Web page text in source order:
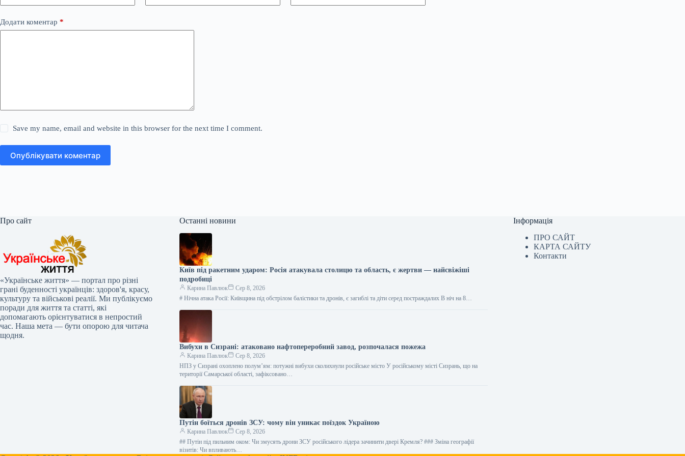
Додати коментар *
Save my name, email and website in this browser for the next time I comment.
Опублікувати коментар
Про сайт
«Українське життя» — портал про різні
грані буденності українців: здоров'я, красу,
культуру та військові реалії. Ми публікуємо
поради для життя та статті, які
допомагають орієнтуватися в непростий
час. Наша мета — бути опорою для читача
щодня.
Останні новини
Київ під ракетним ударом: Росія атакувала столицю та область, є жертви — найсвіжіші
подробиці
Карина Павлюк
Сер 8, 2026
# Нічна атака Росії: Київщина під обстрілом балістики та дронів, є загиблі та діти серед постраждалих В ніч на 8…
Вибухи в Сизрані: атаковано нафтопереробний завод, розпочалася пожежа
Карина Павлюк
Сер 8, 2026
НПЗ у Сизрані охоплено полум’ям: потужні вибухи сколихнули російське місто У російському місті Сизрань, що на
території Самарської області, зафіксовано…
Путін боїться дронів ЗСУ: чому він уникає поїздок Україною
Карина Павлюк
Сер 8, 2026
## Путін під пильним оком: Чи змусять дрони ЗСУ російського лідера зачинити двері Кремля? ### Зміна географії
візитів: Чи впливають…
Інформація
ПРО САЙТ
КАРТА САЙТУ
Контакти